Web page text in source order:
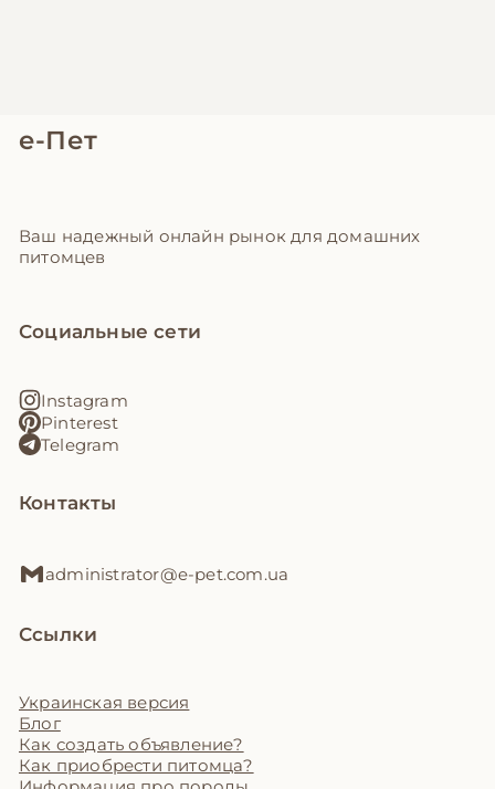
е-Пет
Ваш надежный онлайн рынок для домашних
питомцев
Социальные сети
Instagram
Pinterest
Telegram
Контакты
administrator@e-pet.com.ua
Ссылки
Украинская версия
Блог
Как создать объявление?
Как приобрести питомца?